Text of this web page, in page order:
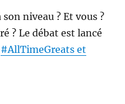
niveau ? Et vous ?
? Le débat est lancé
#AllTimeGreats et